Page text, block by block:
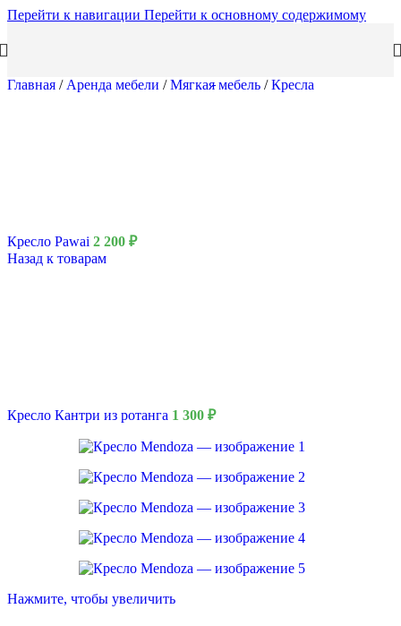
Перейти к навигации Перейти к основному содержимому
Главная / Аренда мебели / Мягкая мебель / Кресла
Кресло Pawai 2 200 ₽
Назад к товарам
Кресло Кантри из ротанга 1 300 ₽
Нажмите, чтобы увеличить